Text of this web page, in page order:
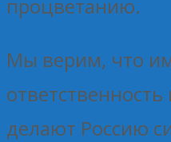
процветанию.
Мы верим, что
делают Россию